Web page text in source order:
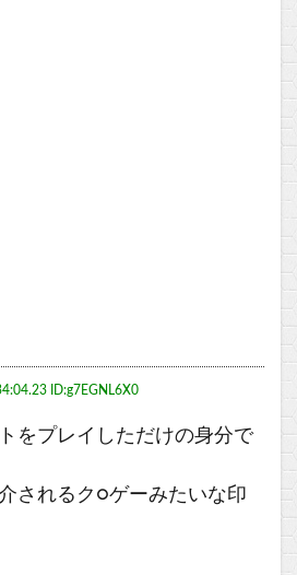
ID:g7EGNL6X0
をプレイしただけの身分で
されるク○ゲーみたいな印